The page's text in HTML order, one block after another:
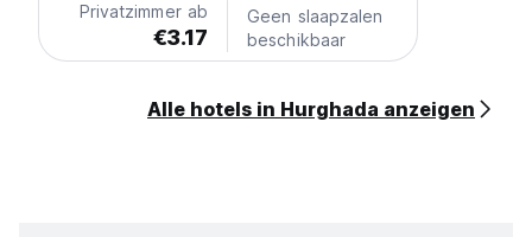
Privatzimmer ab
€3.17
Geen slaapzalen
beschikbaar
Alle hotels in Hurghada anzeigen